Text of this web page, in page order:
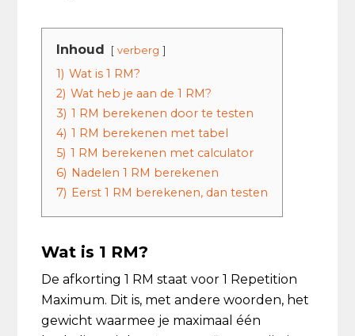
Inhoud verberg
1) Wat is 1 RM?
2) Wat heb je aan de 1 RM?
3) 1 RM berekenen door te testen
4) 1 RM berekenen met tabel
5) 1 RM berekenen met calculator
6) Nadelen 1 RM berekenen
7) Eerst 1 RM berekenen, dan testen
Wat is 1 RM?
De afkorting 1 RM staat voor 1 Repetition
Maximum. Dit is, met andere woorden, het
gewicht waarmee je maximaal één